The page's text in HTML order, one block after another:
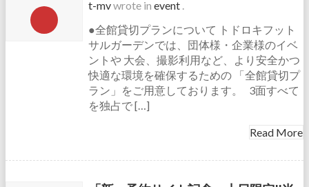
t-mvwrote in event .
●全館貸切プランについて トドロキフット
サルガーデンでは、団体様・企業様のイベ
ントや 大会、撮影利用など、より安全かつ
快適な環境を確保するための 「全館貸切プ
ラン」をご用意しております。 3面すべて
を独占で […]
Read More